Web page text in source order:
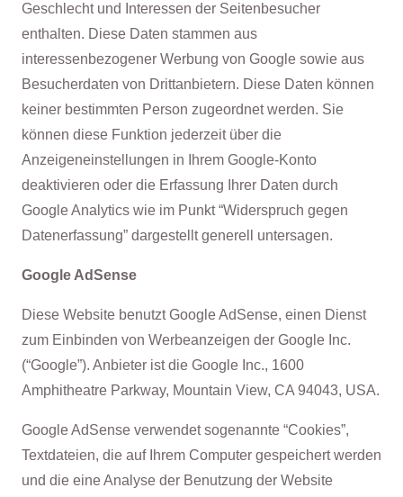
Geschlecht und Interessen der Seitenbesucher
enthalten. Diese Daten stammen aus
interessenbezogener Werbung von Google sowie aus
Besucherdaten von Drittanbietern. Diese Daten können
keiner bestimmten Person zugeordnet werden. Sie
können diese Funktion jederzeit über die
Anzeigeneinstellungen in Ihrem Google-Konto
deaktivieren oder die Erfassung Ihrer Daten durch
Google Analytics wie im Punkt “Widerspruch gegen
Datenerfassung” dargestellt generell untersagen.
Google AdSense
Diese Website benutzt Google AdSense, einen Dienst
zum Einbinden von Werbeanzeigen der Google Inc.
(“Google”). Anbieter ist die Google Inc., 1600
Amphitheatre Parkway, Mountain View, CA 94043, USA.
Google AdSense verwendet sogenannte “Cookies”,
Textdateien, die auf Ihrem Computer gespeichert werden
und die eine Analyse der Benutzung der Website